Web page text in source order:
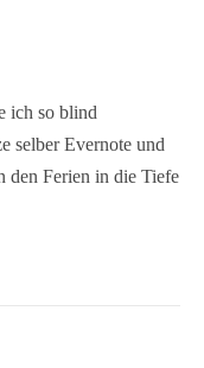
ich so blind
selber Evernote und
den Ferien in die Tiefe